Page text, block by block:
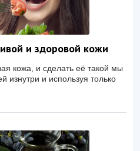
и здоровой кожи
кожа, и сделать её такой мы
изнутри и используя только